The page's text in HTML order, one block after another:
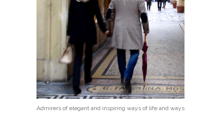
Admirers of elegant and inspiring ways of life and ways